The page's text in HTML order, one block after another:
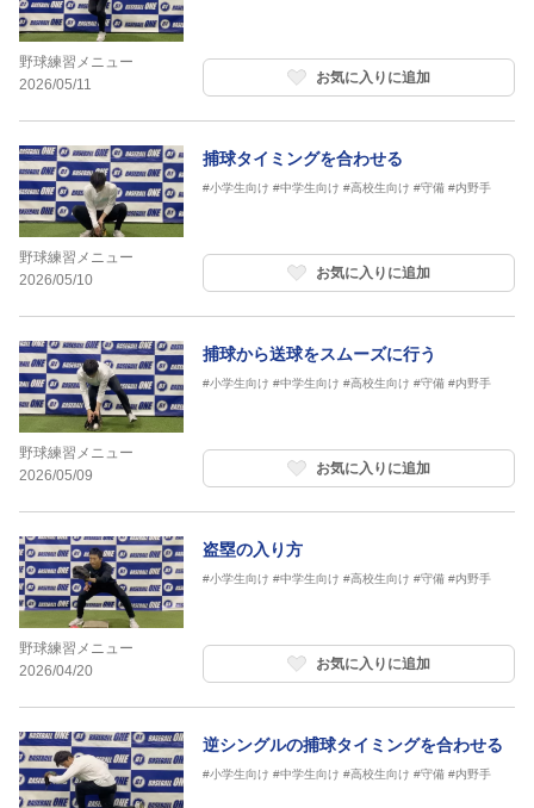
野球練習メニュー
2026/05/11
お気に入りに追加
野球練習メニュー
2026/05/10
捕球タイミングを合わせる
#小学生向け #中学生向け #高校生向け #守備 #内野手
お気に入りに追加
野球練習メニュー
2026/05/09
捕球から送球をスムーズに行う
#小学生向け #中学生向け #高校生向け #守備 #内野手
お気に入りに追加
野球練習メニュー
2026/04/20
盗塁の入り方
#小学生向け #中学生向け #高校生向け #守備 #内野手
お気に入りに追加
逆シングルの捕球タイミングを合わせる
#小学生向け #中学生向け #高校生向け #守備 #内野手